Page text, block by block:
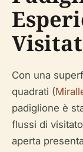
Con una
quadrati (
padiglione è
flussi di
aperta